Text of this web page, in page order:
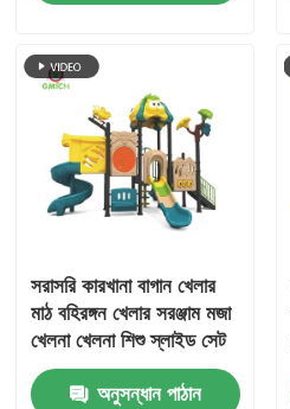
সরাসরি কারখানা বাগান খেলার
মাঠ বহিরঙ্গন খেলার সরঞ্জাম মজা
খেলনা খেলনা শিশু স্লাইড সেট
অনুসন্ধান পাঠান